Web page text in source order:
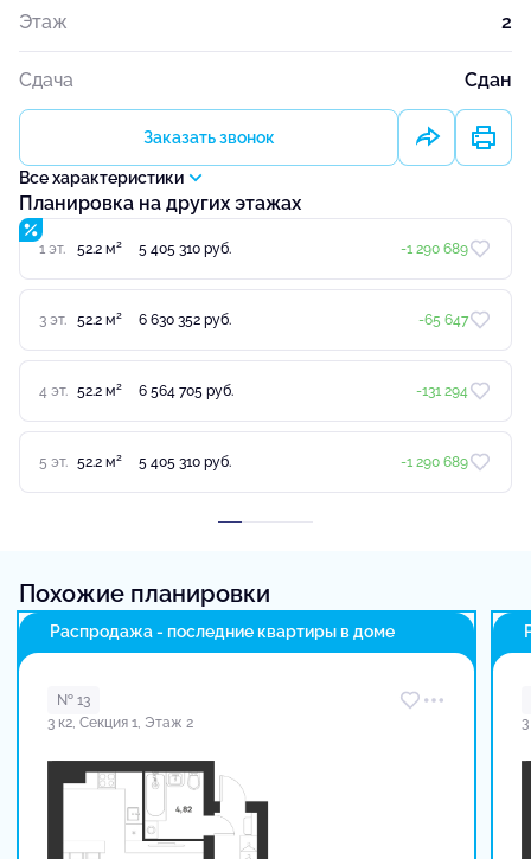
Этаж 2
Сдача Сдан
Заказать звонок
Все характеристики
Планировка на других этажах
1 эт. 52.2 м2 5 405 310 руб. -1 290 689
3 эт. 52.2 м2 6 630 352 руб. -65 647
4 эт. 52.2 м2 6 564 705 руб. -131 294
5 эт. 52.2 м2 5 405 310 руб. -1 290 689
Похожие планировки
Распродажа - последние квартиры в доме
№ 13
3 к2, Секция 1, Этаж 2